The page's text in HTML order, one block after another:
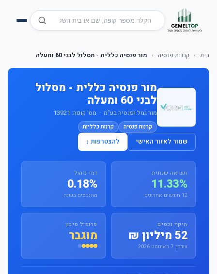
בית › קרנות פנסיה › מור פנסיה כללית - מסלול לבני 60 ומעלה
מור פנסיה כללית - מסלול
לבני 60 ומעלה
מור גמל ופנסיה בע"מ · מס' קופה: 13921
קרנות פנסיה קרנות כלליות
שמור לאזור האישי להצטרפות ↓
תשואה שנתית
11.33%
12 חודשים אחרונים
דמי ניהול
0.18%
מהנכסים בשנה
היקף נכסים
52 מיליון ₪
עודכן: 7 באוגוסט 2026
פרופיל סיכון
מוגבר